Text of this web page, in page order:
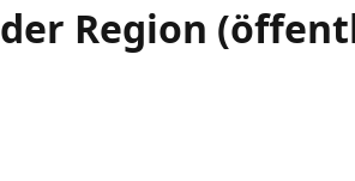
Region